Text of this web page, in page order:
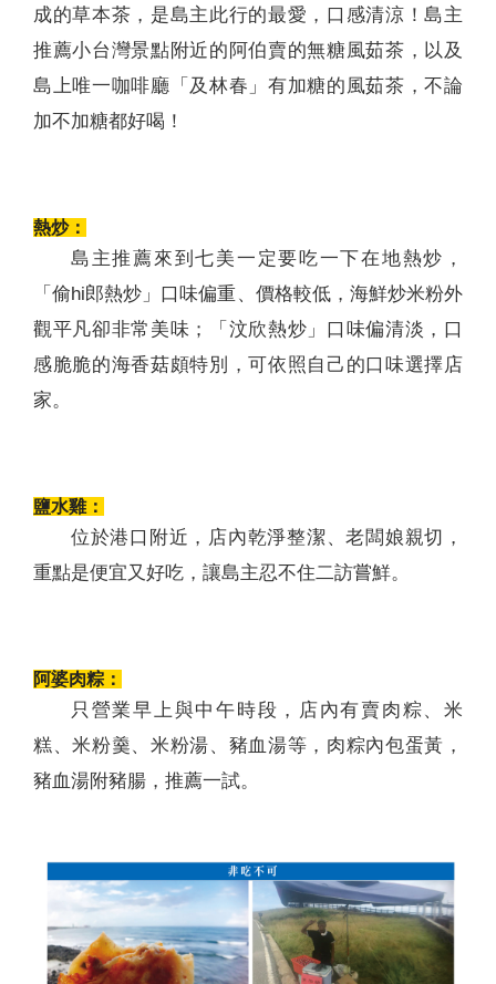
成的草本茶，是島主此行的最愛，口感清涼！島主
推薦小台灣景點附近的阿伯賣的無糖風茹茶，以及
島上唯一咖啡廳「及林春」有加糖的風茹茶，不論
加不加糖都好喝！
熱炒：
島主推薦來到七美一定要吃一下在地熱炒，
「偷hi郎熱炒」口味偏重、價格較低，海鮮炒米粉外
觀平凡卻非常美味；「汶欣熱炒」口味偏清淡，口
感脆脆的海香菇頗特別，可依照自己的口味選擇店
家。
鹽水雞：
位於港口附近，店內乾淨整潔、老闆娘親切，
重點是便宜又好吃，讓島主忍不住二訪嘗鮮。
阿婆肉粽：
只營業早上與中午時段，店內有賣肉粽、米
糕、米粉羹、米粉湯、豬血湯等，肉粽內包蛋黃，
豬血湯附豬腸，推薦一試。